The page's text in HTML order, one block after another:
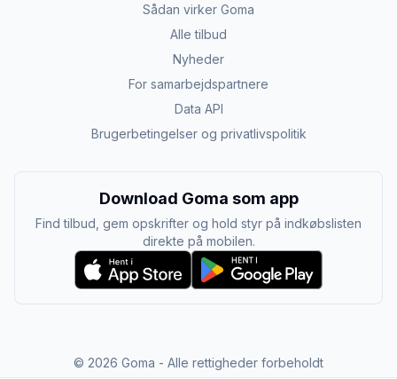
Sådan virker Goma
Alle tilbud
Nyheder
For samarbejdspartnere
Data API
Brugerbetingelser og privatlivspolitik
Download Goma som app
Find tilbud, gem opskrifter og hold styr på indkøbslisten
direkte på mobilen.
© 2026 Goma - Alle rettigheder forbeholdt